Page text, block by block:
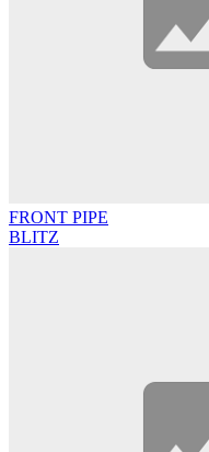
FRONT PIPE
BLITZ